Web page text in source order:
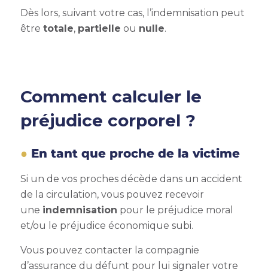
Dès lors, suivant votre cas, l’indemnisation peut
être totale, partielle ou nulle.
Comment calculer le
préjudice corporel ?
En tant que proche de la victime
Si un de vos proches décède dans un accident
de la circulation, vous pouvez recevoir
une indemnisation pour le préjudice moral
et/ou le préjudice économique subi.
Vous pouvez contacter la compagnie
d’assurance du défunt pour lui signaler votre